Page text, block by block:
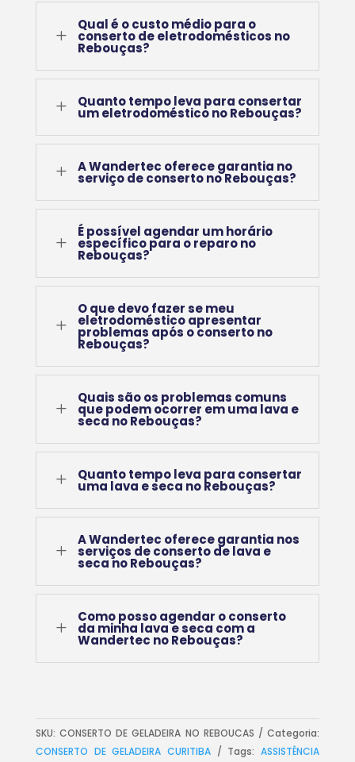
L
Qual é o custo médio para o
conserto de eletrodomésticos no
Rebouças?
L Quanto tempo leva para consertar
um eletrodoméstico no Rebouças?
L A Wandertec oferece garantia no
serviço de conserto no Rebouças?
L
É possível agendar um horário
específico para o reparo no
Rebouças?
L
O que devo fazer se meu
eletrodoméstico apresentar
problemas após o conserto no
Rebouças?
L
Quais são os problemas comuns
que podem ocorrer em uma lava e
seca no Rebouças?
L Quanto tempo leva para consertar
uma lava e seca no Rebouças?
L
A Wandertec oferece garantia nos
serviços de conserto de lava e
seca no Rebouças?
L
Como posso agendar o conserto
da minha lava e seca com a
Wandertec no Rebouças?
SKU: CONSERTO DE GELADEIRA NO REBOUCAS
Categoria:
CONSERTO DE GELADEIRA CURITIBA
Tags:ASSISTÊNCIA